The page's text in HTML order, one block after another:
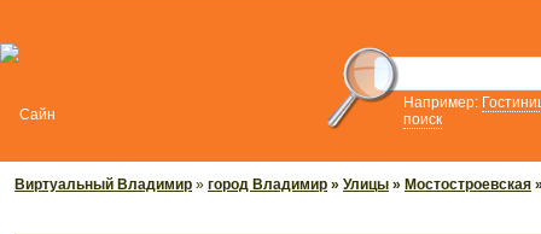
Например:
поиск
Виртуальный Владимир » город Владимир » Улицы » Мостостроевская